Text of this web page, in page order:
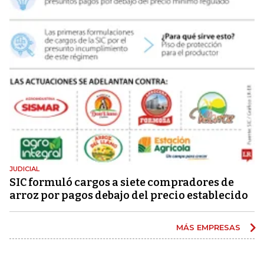
JUDICIAL
SIC formuló cargos a siete compradores de
arroz por pagos debajo del precio establecido
MÁS EMPRESAS